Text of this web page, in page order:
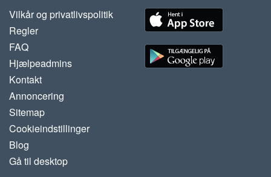
Vilkår og privatlivspolitik
Regler
FAQ
Hjælpeadmins
Kontakt
Annoncering
Sitemap
Cookieindstillinger
Blog
Gå til desktop